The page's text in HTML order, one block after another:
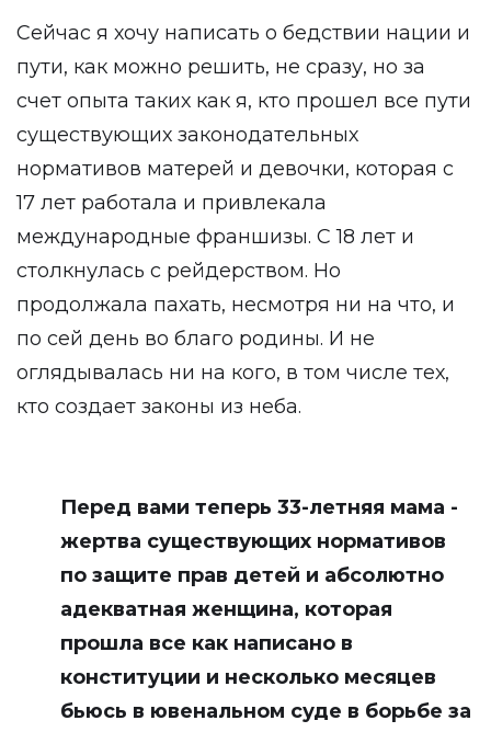
Сейчас я хочу написать о бедствии нации и
пути, как можно решить, не сразу, но за
счет опыта таких как я, кто прошел все пути
существующих законодательных
нормативов матерей и девочки, которая с
17 лет работала и привлекала
международные франшизы. С 18 лет и
столкнулась с рейдерством. Но
продолжала пахать, несмотря ни на что, и
по сей день во благо родины. И не
оглядывалась ни на кого, в том числе тех,
кто создает законы из неба.
Перед вами теперь 33-летняя мама -
жертва существующих нормативов
по защите прав детей и абсолютно
адекватная женщина, которая
прошла все как написано в
конституции и несколько месяцев
бьюсь в ювенальном суде в борьбе за